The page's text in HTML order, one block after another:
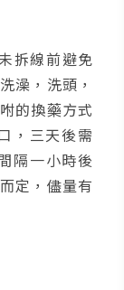
拆線前避免
澡，洗頭，
的換藥方式
，三天後需
隔一小時後
定，儘量有